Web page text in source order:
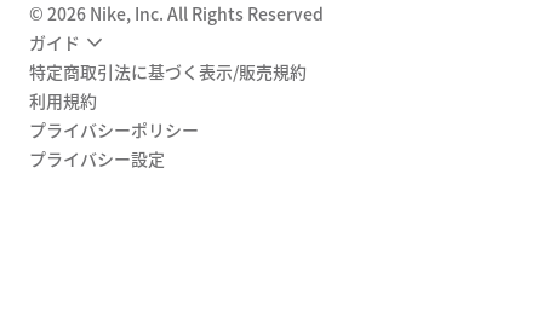
© 2026 Nike, Inc. All Rights Reserved
ガイド
特定商取引法に基づく表示/販売規約
利用規約
プライバシーポリシー
プライバシー設定